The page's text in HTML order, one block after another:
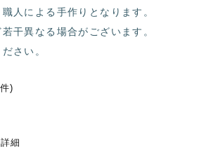
人による手作りとなります。
干異なる場合がございます。
さい。
)
細